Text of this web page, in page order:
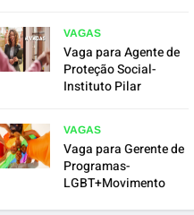
VAGAS
Vaga para Agente de
Proteção Social-
Instituto Pilar
VAGAS
Vaga para Gerente de
Programas-
LGBT+Movimento